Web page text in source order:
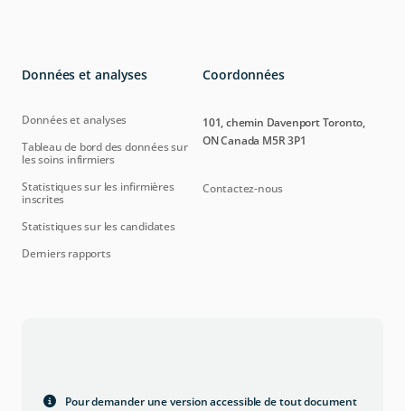
Données et analyses
Données et analyses
Tableau de bord des données sur
les soins infirmiers
Statistiques sur les infirmières
inscrites
Statistiques sur les candidates
Derniers rapports
Coordonnées
101, chemin Davenport Toronto,
ON Canada M5R 3P1
Contactez-nous
Pour demander une version accessible de tout document